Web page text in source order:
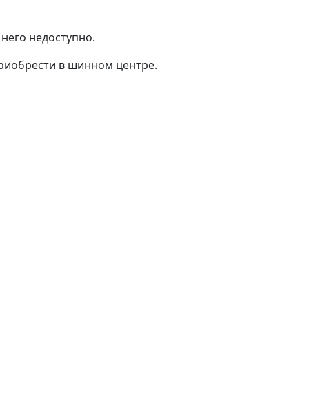
недоступно.
в шинном центре.